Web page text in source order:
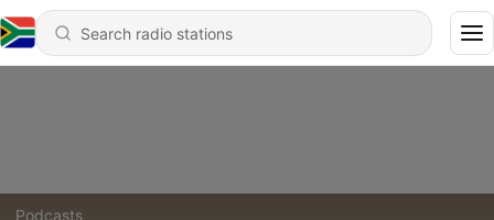
Podcasts